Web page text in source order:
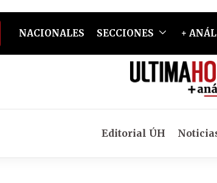
NACIONALES SECCIONES +
Editorial ÚH